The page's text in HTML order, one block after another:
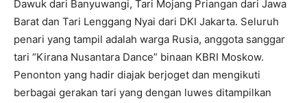
Dawuk dari Banyuwangi, Tari Mojang Priangan dari Jawa
Barat dan Tari Lenggang Nyai dari DKI Jakarta. Seluruh
penari yang tampil adalah warga Rusia, anggota sanggar
tari “Kirana Nusantara Dance” binaan KBRI Moskow.
Penonton yang hadir diajak berjoget dan mengikuti
berbagai gerakan tari yang dengan luwes ditampilkan